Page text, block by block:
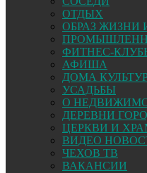
ОТДЫХ
ОБРАЗ ЖИЗНИ
ФИТНЕС-
АФИША
ДОМА
УСАДЬБЫ
О
ДЕРЕВНИ
ЦЕРКВИ И
ВИДЕО
ЧЕХОВ ТВ
ВАКАНСИИ